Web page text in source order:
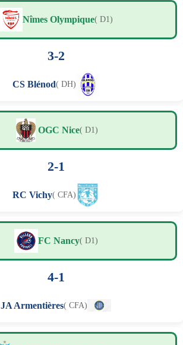
Nîmes Olympique( D1)
3-2
CS Blénod( DH)
OGC Nice( D1)
2-1
RC Vichy( CFA)
FC Nancy( D1)
4-1
JA Armentières( CFA)